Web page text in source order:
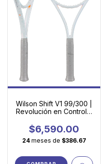
Wilson Shift V1 99/300 |
Revolución en Control y
$6,590.00
24 meses de $386.67